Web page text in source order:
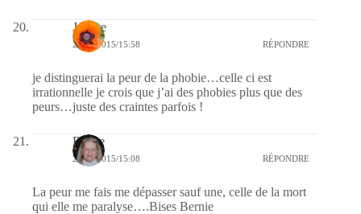
Josette
25/08/2015/15:58 RÉPONDRE
je distinguerai la peur de la phobie…celle ci est
irrationnelle je crois que j’ai des phobies plus que des
peurs…juste des craintes parfois !
Renee
25/08/2015/15:08 RÉPONDRE
La peur me fais me dépasser sauf une, celle de la mort
qui elle me paralyse….Bises Bernie